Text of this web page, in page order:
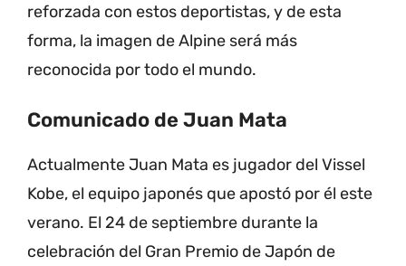
reforzada con estos deportistas, y de esta
forma, la imagen de Alpine será más
reconocida por todo el mundo.
Comunicado de Juan Mata
Actualmente Juan Mata es jugador del Vissel
Kobe, el equipo japonés que apostó por él este
verano. El 24 de septiembre durante la
celebración del Gran Premio de Japón de